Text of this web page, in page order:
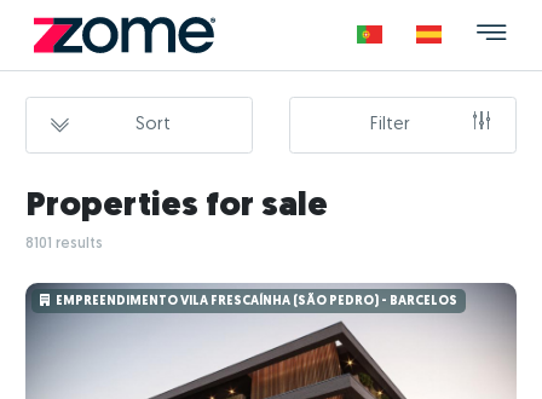
Sort Filter
Properties for sale
8101 results
EMPREENDIMENTO VILA FRESCAÍNHA (SÃO PEDRO) - BARCELOS